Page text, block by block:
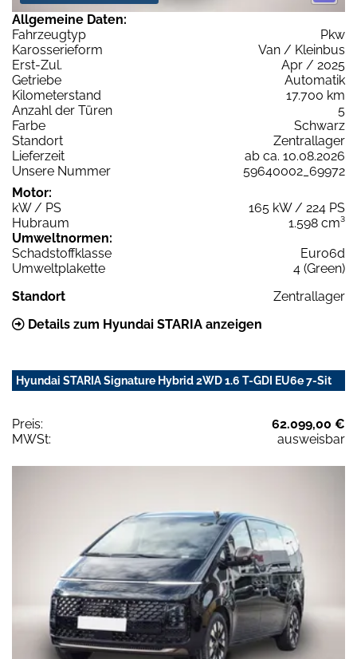
Allgemeine Daten:
Fahrzeugtyp
Pkw
Karosserieform
Van / Kleinbus
Erst-Zul.
Apr / 2025
Getriebe
Automatik
Kilometerstand
17.700 km
Anzahl der Türen
5
Farbe
Schwarz
Standort
Zentrallager
Lieferzeit
ab ca. 10.08.2026
Unsere Nummer
59640002_69972
Motor:
kW / PS
165 kW / 224 PS
Hubraum
1.598 cm³
Umweltnormen:
Schadstoffklasse
Euro6d
Umweltplakette
4 (Green)
Standort
Zentrallager
Details zum Hyundai STARIA anzeigen
Hyundai STARIA Signature Hybrid 2WD 1.6 T-GDI EU6e 7-Sit
Preis:
62.099,00 €
MWSt:
ausweisbar